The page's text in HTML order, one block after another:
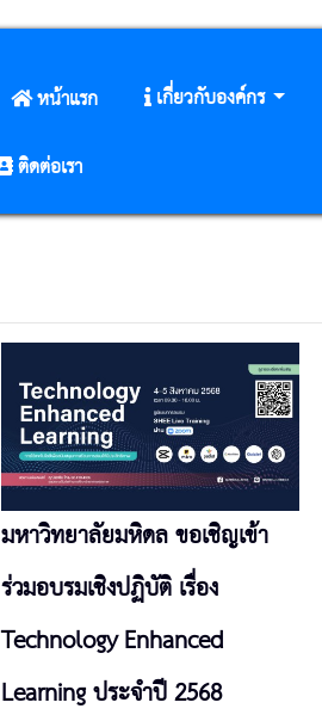
หน้าแรก เกี่ยวกับองค์กร
ติดต่อเรา
มหาวิทยาลัยมหิดล ขอเชิญเข้า
ร่วมอบรมเชิงปฏิบัติ เรื่อง
Technology Enhanced
Learning ประจำปี 2568